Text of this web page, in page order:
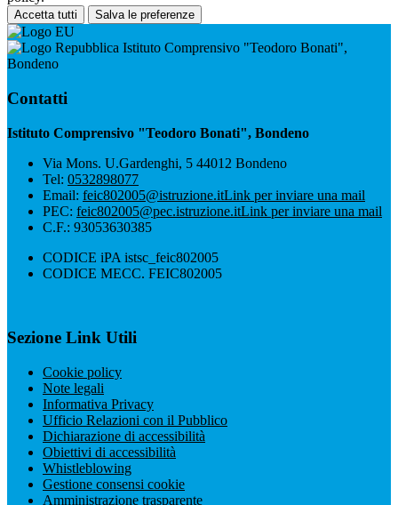
Accetta tutti Salva le preferenze
Istituto Comprensivo "Teodoro Bonati",
Bondeno
Contatti
Istituto Comprensivo "Teodoro Bonati", Bondeno
Via Mons. U.Gardenghi, 5 44012 Bondeno
Tel: 0532898077
Email: feic802005@istruzione.itLink per inviare una mail
PEC: feic802005@pec.istruzione.itLink per inviare una mail
C.F.: 93053630385
CODICE iPA istsc_feic802005
CODICE MECC. FEIC802005
Sezione Link Utili
Cookie policy
Note legali
Informativa Privacy
Ufficio Relazioni con il Pubblico
Dichiarazione di accessibilità
Obiettivi di accessibilità
Whistleblowing
Gestione consensi cookie
Amministrazione trasparente